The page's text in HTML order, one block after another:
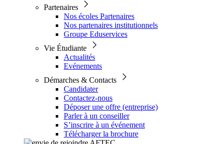
Partenaires
Nos écoles Partenaires
Nos partenaires institutionnels
Groupe Eduservices
Vie Étudiante
Actualités
Evénements
Démarches & Contacts
Candidater
Contactez-nous
Déposer une offre (entreprise)
Parler à un conseiller
S’inscrire à un événement
Télécharger la brochure